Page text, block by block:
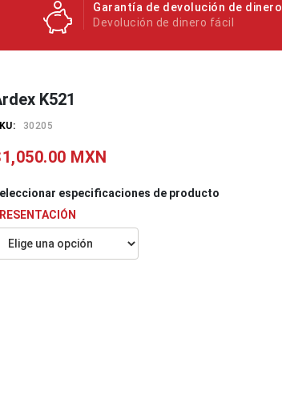
Garantía de devolución de dinero
Devolución de dinero fácil
K521
30205
MXN
especiﬁcaciones de producto